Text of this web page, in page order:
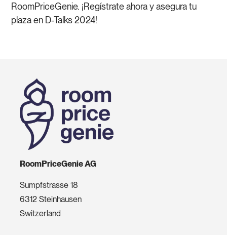
RoomPriceGenie. ¡Regístrate ahora y asegura tu
plaza en D-Talks 2024!
RoomPriceGenie AG
Sumpfstrasse 18
6312 Steinhausen
Switzerland